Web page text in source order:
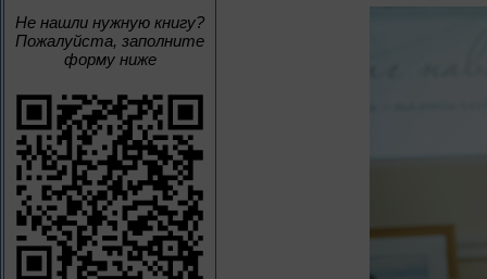
Не нашли нужную книгу?
Пожалуйста, заполните
форму ниже